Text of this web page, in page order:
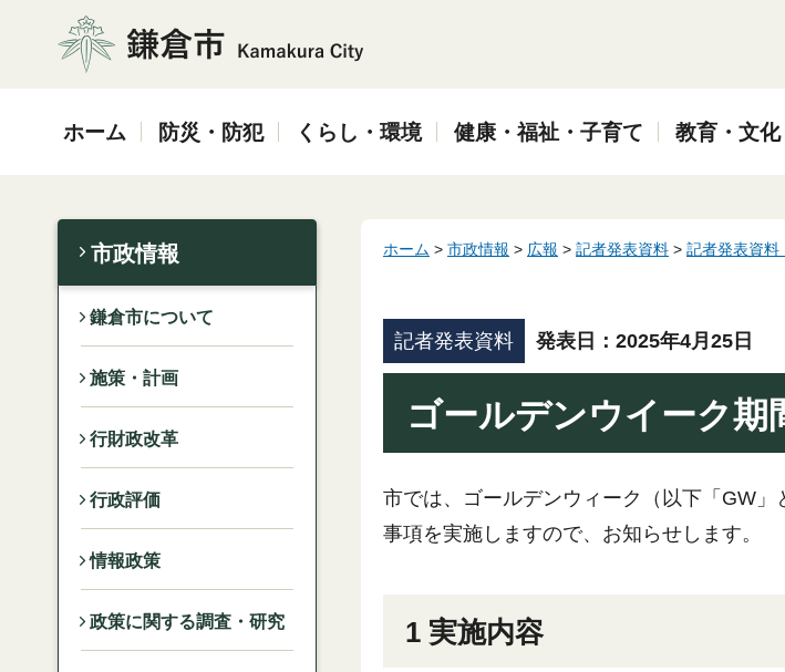
鎌倉市
ホーム 防災・防犯 くらし・環境 健康・福祉・子育て 教育・文
市政情報
鎌倉市について
施策・計画
行財政改革
行政評価
情報政策
政策に関する調査・研究
ホーム > 市政情報 > 広報 > 記者発表資料 > 記者発表資料
記者発表資料 発表日：2025年4月25日
ゴールデンウイーク期
市では、ゴールデンウィーク（以下「GW
事項を実施しますので、お知らせします。
1 実施内容